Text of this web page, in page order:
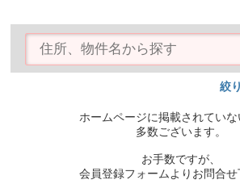
絞
ホームページに掲載されていな
多数ございます。
お手数ですが、
会員登録フォームよりお問合せ